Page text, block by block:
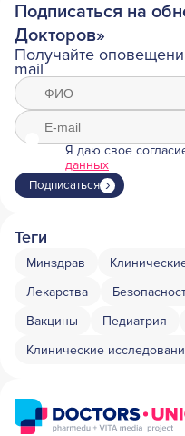
Подписаться на
Докторов»
Получайте
mail
Я даю свое
данных
Подписаться
Теги
Минздрав
Лекарства
Вакцины
Педиатрия
Клинические